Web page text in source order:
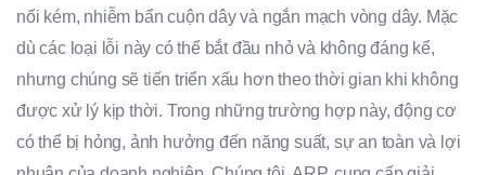
nối kém, nhiễm bẩn cuộn dây và ngắn mạch vòng dây. Mặc
dù các loại lỗi này có thể bắt đầu nhỏ và không đáng kể,
nhưng chúng sẽ tiến triển xấu hơn theo thời gian khi không
được xử lý kịp thời. Trong những trường hợp này, động cơ
có thể bị hỏng, ảnh hưởng đến năng suất, sự an toàn và lợi